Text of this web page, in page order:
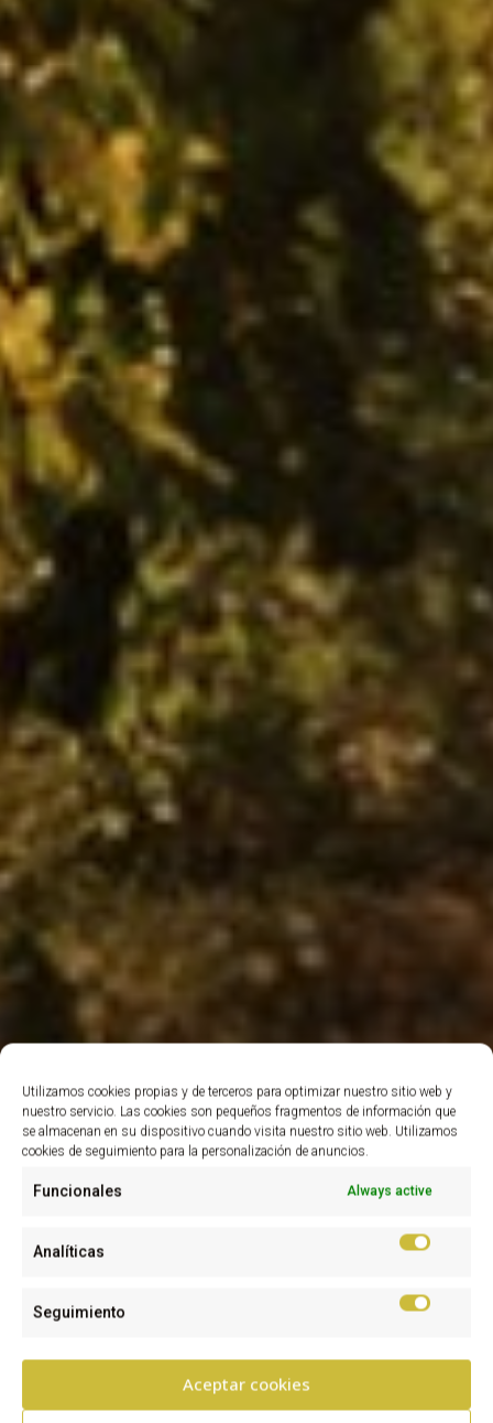
Utilizamos cookies propias y de terceros para optimizar nuestro sitio web y
nuestro servicio. Las cookies son pequeños fragmentos de información que
se almacenan en su dispositivo cuando visita nuestro sitio web. Utilizamos
cookies de seguimiento para la personalización de anuncios.
Funcionales Always active
Analíticas
Seguimiento
Aceptar cookies